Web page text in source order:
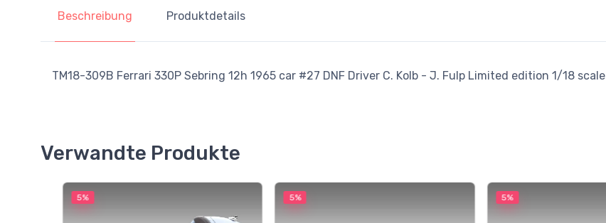
Beschreibung Produktdetails
TM18-309B Ferrari 330P Sebring 12h 1965 car #27 DNF Driver C. Kolb - J. Fulp Limited edition 1/18 scale
Verwandte Produkte
5% 5% 5%